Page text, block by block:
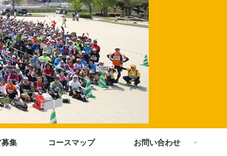
集 コースマップ お問い合わせ